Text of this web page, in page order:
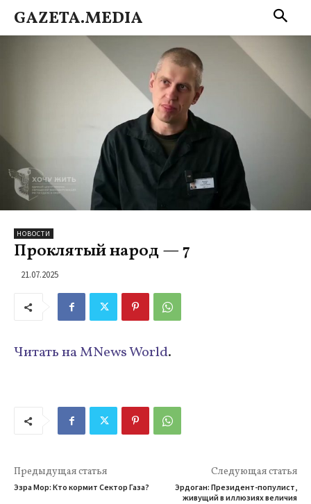
GAZETA.MEDIA
НОВОСТИ
Проклятый народ — 7
21.07.2025
Читать на MNews World.
Предыдущая статья
Эзра Мор: Кто кормит Сектор Газа?
Следующая статья
Эрдоган: Президент-популист,
живущий в иллюзиях величия